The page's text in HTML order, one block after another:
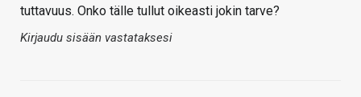
tuttavuus. Onko tälle tullut oikeasti jokin tarve?
Kirjaudu sisään vastataksesi